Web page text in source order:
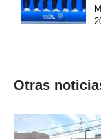
Otras